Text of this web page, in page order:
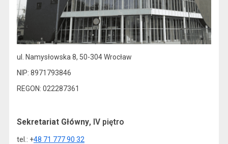
ul. Namysłowska 8, 50-304 Wrocław
NIP: 8971793846
REGON: 022287361
Sekretariat Główny, IV piętro
tel.: +48 71 777 90 32